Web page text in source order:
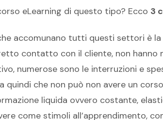
eLearning di questo tipo? Ecco 3
accomunano tutti questi settori è
contatto con il cliente, non hanno
numerose sono le interruzioni e
che non può non avere un
liquida ovvero costante,
come stimoli all’apprendimento,